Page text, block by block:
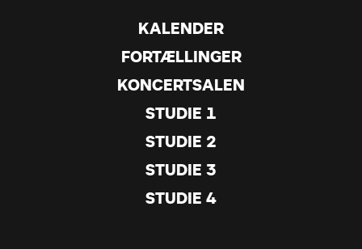
KALENDER
FORTÆLLINGER
KONCERTSALEN
STUDIE 1
STUDIE 2
STUDIE 3
STUDIE 4